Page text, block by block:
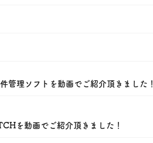
件管理ソフトを動画でご紹介頂きました！
を動画でご紹介頂きました！